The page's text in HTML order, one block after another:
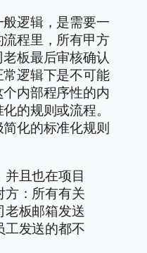
逻辑，是需要一
程里，所有甲方
板最后审核确认
逻辑下是不可能
内部程序性的内
的规则或流程。
化的标准化规则
且也在项目
方：所有有关
老板邮箱发送
工发送的都不